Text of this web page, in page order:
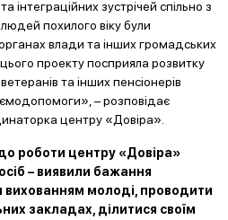
інтеграційних зустрічей спільно з
похилого віку були
влади та інших громадських
проекту посприяла розвитку
та інших пенсіонерів
– розповідає
центру «Довіра».
роботи центру «Довіра»
– виявили бажання
вихованням молоді, проводити
закладах, ділитися своїм